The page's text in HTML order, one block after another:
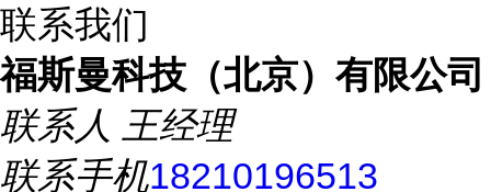
联系我们
福斯曼科技（北京）有限公司
联系人 王经理
联系手机18210196513